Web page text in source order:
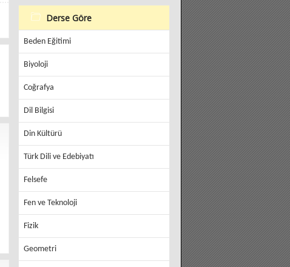
Derse Göre
Beden Eğitimi
Biyoloji
Coğrafya
Dil Bilgisi
Din Kültürü
Türk Dili ve Edebiyatı
Felsefe
Fen ve Teknoloji
Fizik
Geometri